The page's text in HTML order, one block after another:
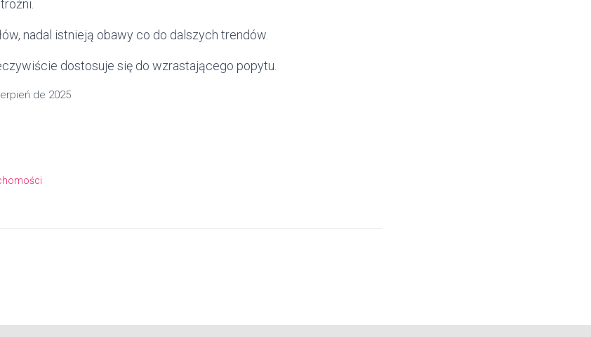
nadal istnieją obawy co do dalszych trendów.
dostosuje się do wzrastającego popytu.
de 2025